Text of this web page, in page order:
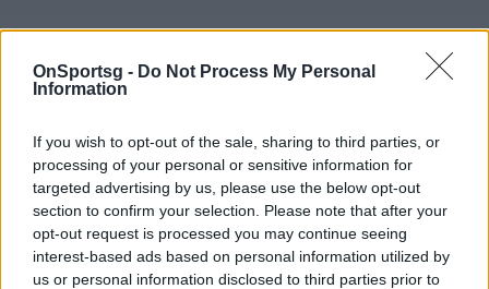
OnSportsg - Do Not Process My Personal
Information
If you wish to opt-out of the sale, sharing to third parties, or
processing of your personal or sensitive information for
targeted advertising by us, please use the below opt-out
section to confirm your selection. Please note that after your
opt-out request is processed you may continue seeing
interest-based ads based on personal information utilized by
us or personal information disclosed to third parties prior to